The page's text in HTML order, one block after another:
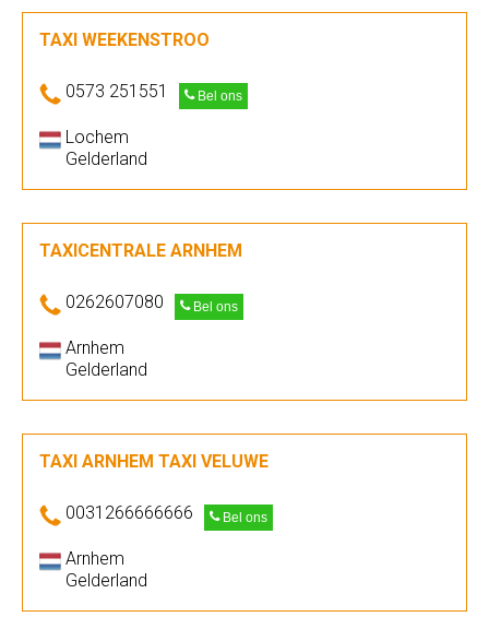
TAXI WEEKENSTROO
0573 251551 Bel ons
Lochem
Gelderland
TAXICENTRALE ARNHEM
0262607080 Bel ons
Arnhem
Gelderland
TAXI ARNHEM TAXI VELUWE
0031266666666 Bel ons
Arnhem
Gelderland